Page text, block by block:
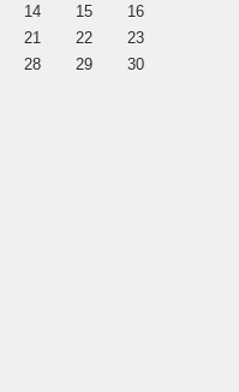
14 15
16
21 22
23
28 29
30